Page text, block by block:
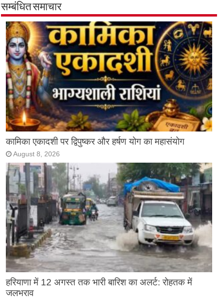
सम्बंधित समाचार
कामिका एकादशी पर द्विपुष्कर और हर्षण योग का महासंयोग
August 8, 2026
हरियाणा में 12 अगस्त तक भारी बारिश का अलर्ट: रोहतक में
जलभराव